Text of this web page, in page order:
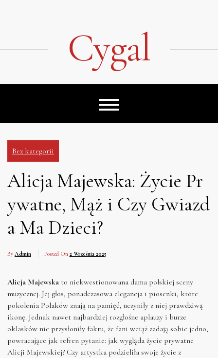
Cygal
Bez kategorii
Alicja Majewska: Życie Pr
ywatne, Mąż i Czy Gwiazd
a Ma Dzieci?
By Admin Posted On 2 Września 2025
Alicja Majewska to niekwestionowana dama polskiej sceny
muzycznej. Jej głos, ponadczasowa elegancja i piosenki, które
pokolenia Polaków znają na pamięć, uczyniły z niej prawdziwą
ikonę. Jednak nawet najbardziej rozgłośne aplauzy i burze
oklasków nie przysłoniły faktu, że fani wciąż zadają sobie jedno,
powracające jak refren pytanie: jak wygląda życie prywatne
Alicji Majewskiej? Czy artystka podzieliła swoje życie z